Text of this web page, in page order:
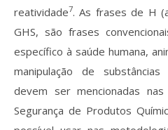
reatividade7. As frases de H
GHS, são frases
específico à saúde humana,
manipulação de
devem ser mencionadas
Segurança de Produtos